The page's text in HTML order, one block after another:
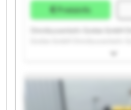
Preisinfo
Omnibusverkehr Grebe GmbH
Omnibusverkehr Grebe GmbH
Grebe GmbH Omnibusverkehr
Omnibusverkehr Grebe GmbH
Grebe GmbH Omnibusverkehr